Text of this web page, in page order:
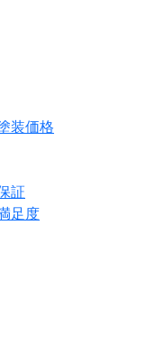
装価格
証
足度